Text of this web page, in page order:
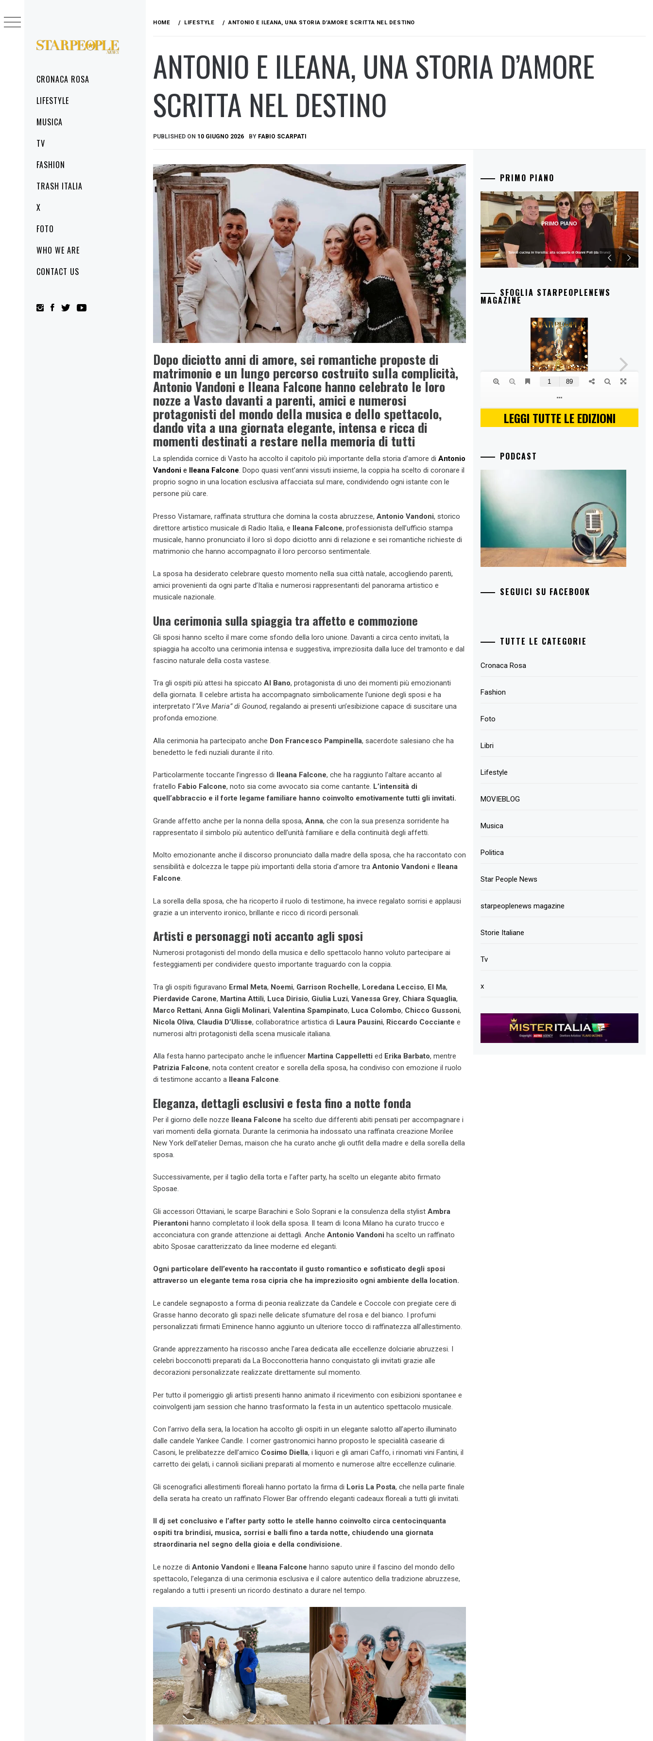
STARPEOPLENEWS
MenuCRONACA ROSA
LIFESTYLE
MUSICA
TV
FASHION
TRASH ITALIA
X
FOTO
WHO WE ARE
CONTACT US
to
content
HOME LIFESTYLE ANTONIO E ILEANA, UNA STORIA D’AMORE SCRITTA NEL DESTINO
ANTONIO E ILEANA, UNA STORIA D’AMORE
SCRITTA NEL DESTINO
PUBLISHED ON 10 GIUGNO 2026 BY FABIO SCARPATI
Dopo diciotto anni di amore, sei romantiche proposte di
matrimonio e un lungo percorso costruito sulla complicità,
Antonio Vandoni e Ileana Falcone hanno celebrato le loro
nozze a Vasto davanti a parenti, amici e numerosi
protagonisti del mondo della musica e dello spettacolo,
dando vita a una giornata elegante, intensa e ricca di
momenti destinati a restare nella memoria di tutti
La splendida cornice di Vasto ha accolto il capitolo più importante della storia d’amore di Antonio
Vandoni e Ileana Falcone. Dopo quasi vent’anni vissuti insieme, la coppia ha scelto di coronare il
proprio sogno in una location esclusiva affacciata sul mare, condividendo ogni istante con le
persone più care.
Presso Vistamare, raffinata struttura che domina la costa abruzzese, Antonio Vandoni, storico
direttore artistico musicale di Radio Italia, e Ileana Falcone, professionista dell’ufficio stampa
musicale, hanno pronunciato il loro sì dopo diciotto anni di relazione e sei romantiche richieste di
matrimonio che hanno accompagnato il loro percorso sentimentale.
La sposa ha desiderato celebrare questo momento nella sua città natale, accogliendo parenti,
amici provenienti da ogni parte d’Italia e numerosi rappresentanti del panorama artistico e
musicale nazionale.
Una cerimonia sulla spiaggia tra affetto e commozione
Gli sposi hanno scelto il mare come sfondo della loro unione. Davanti a circa cento invitati, la
spiaggia ha accolto una cerimonia intensa e suggestiva, impreziosita dalla luce del tramonto e dal
fascino naturale della costa vastese.
Tra gli ospiti più attesi ha spiccato Al Bano, protagonista di uno dei momenti più emozionanti
della giornata. Il celebre artista ha accompagnato simbolicamente l’unione degli sposi e ha
interpretato l’“Ave Maria” di Gounod, regalando ai presenti un’esibizione capace di suscitare una
profonda emozione.
Alla cerimonia ha partecipato anche Don Francesco Pampinella, sacerdote salesiano che ha
benedetto le fedi nuziali durante il rito.
Particolarmente toccante l’ingresso di Ileana Falcone, che ha raggiunto l’altare accanto al
fratello Fabio Falcone, noto sia come avvocato sia come cantante. L’intensità di
quell’abbraccio e il forte legame familiare hanno coinvolto emotivamente tutti gli invitati.
Grande affetto anche per la nonna della sposa, Anna, che con la sua presenza sorridente ha
rappresentato il simbolo più autentico dell’unità familiare e della continuità degli affetti.
Molto emozionante anche il discorso pronunciato dalla madre della sposa, che ha raccontato con
sensibilità e dolcezza le tappe più importanti della storia d’amore tra Antonio Vandoni e
Ileana
Falcone.
La sorella della sposa, che ha ricoperto il ruolo di testimone, ha invece regalato sorrisi e applausi
grazie a un intervento ironico, brillante e ricco di ricordi personali.
Artisti e personaggi noti accanto agli sposi
Numerosi protagonisti del mondo della musica e dello spettacolo hanno voluto partecipare ai
festeggiamenti per condividere questo importante traguardo con la coppia.
Tra gli ospiti figuravano Ermal Meta, Noemi, Garrison Rochelle, Loredana Lecciso, El Ma,
Pierdavide Carone, Martina Attili, Luca Dirisio, Giulia Luzi, Vanessa Grey, Chiara Squaglia,
Marco Rettani, Anna Gigli Molinari, Valentina Spampinato, Luca Colombo, Chicco Gussoni,
Nicola Oliva, Claudia D’Ulisse, collaboratrice artistica di Laura Pausini, Riccardo Cocciante e
numerosi altri protagonisti della scena musicale italiana.
Alla festa hanno partecipato anche le influencer Martina Cappelletti ed Erika Barbato, mentre
Patrizia Falcone, nota content creator e sorella della sposa, ha condiviso con emozione il ruolo
di testimone accanto a
Ileana Falcone.
Eleganza, dettagli esclusivi e festa fino a notte fonda
Per il giorno delle nozze Ileana Falcone ha scelto due differenti abiti pensati per accompagnare i
vari momenti della giornata. Durante la cerimonia ha indossato una raffinata creazione Morilee
New York dell’atelier Demas, maison che ha curato anche gli outfit della madre e della sorella della
sposa.
Successivamente, per il taglio della torta e l’after party, ha scelto un elegante abito firmato
Sposae.
Gli accessori Ottaviani, le scarpe Barachini e Solo Soprani e la consulenza della stylist Ambra
Pierantoni hanno completato il look della sposa. Il team di Icona Milano ha curato trucco e
acconciatura con grande attenzione ai dettagli. Anche Antonio Vandoni ha scelto un raffinato
abito Sposae caratterizzato da linee moderne ed eleganti.
Ogni particolare dell’evento ha raccontato il gusto romantico e sofisticato degli sposi
attraverso un elegante tema rosa cipria che ha impreziosito ogni ambiente della location.
Le candele segnaposto a forma di peonia realizzate da Candele e Coccole con pregiate cere di
Grasse hanno decorato gli spazi nelle delicate sfumature del rosa e del bianco. I profumi
personalizzati firmati Eminence hanno aggiunto un ulteriore tocco di raffinatezza all’allestimento.
Grande apprezzamento ha riscosso anche l’area dedicata alle eccellenze dolciarie abruzzesi. I
celebri bocconotti preparati da La Bocconotteria hanno conquistato gli invitati grazie alle
decorazioni personalizzate realizzate direttamente sul momento.
Per tutto il pomeriggio gli artisti presenti hanno animato il ricevimento con esibizioni spontanee e
coinvolgenti jam session che hanno trasformato la festa in un autentico spettacolo musicale.
Con l’arrivo della sera, la location ha accolto gli ospiti in un elegante salotto all’aperto illuminato
dalle candele Yankee Candle. I corner gastronomici hanno proposto le specialità casearie di
Casoni, le prelibatezze dell’amico Cosimo Diella, i liquori e gli amari Caffo, i rinomati vini Fantini, il
carretto dei gelati, i cannoli siciliani preparati al momento e numerose altre eccellenze culinarie.
Gli scenografici allestimenti floreali hanno portato la firma di Loris La Posta, che nella parte finale
della serata ha creato un raffinato Flower Bar offrendo eleganti cadeaux floreali a tutti gli invitati.
Il dj set conclusivo e l’after party sotto le stelle hanno coinvolto circa centocinquanta
ospiti tra brindisi, musica, sorrisi e balli fino a tarda notte, chiudendo una giornata
straordinaria nel segno della gioia e della condivisione.
Le nozze di Antonio Vandoni e Ileana Falcone hanno saputo unire il fascino del mondo dello
spettacolo, l’eleganza di una cerimonia esclusiva e il calore autentico della tradizione abruzzese,
regalando a tutti i presenti un ricordo destinato a durare nel tempo.
PRIMO PIANO
Talenti cucina in Versilia: alla scoperta di Gianni Poli (da Bruno)
PRIMO PIANO
SFOGLIA STARPEOPLENEWS
MAGAZINE
LEGGI TUTTE LE EDIZIONI
PODCAST
SEGUICI SU FACEBOOK
TUTTE LE CATEGORIE
Cronaca Rosa
Fashion
Foto
Libri
Lifestyle
MOVIEBLOG
Musica
Politica
Star People News
starpeoplenews magazine
Storie Italiane
Tv
x